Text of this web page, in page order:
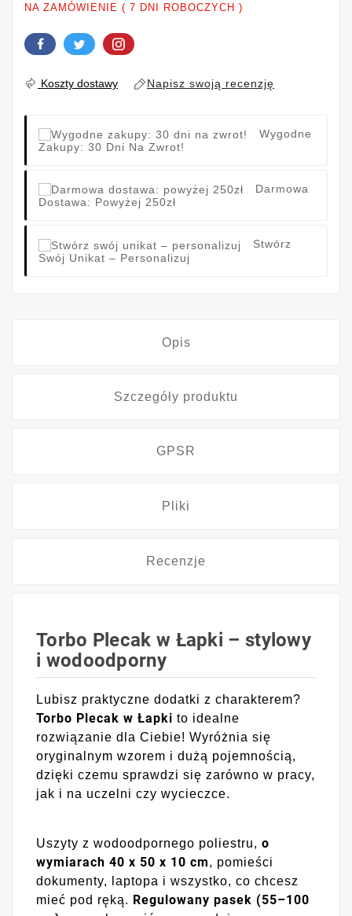
NA ZAMÓWIENIE ( 7 DNI ROBOCZYCH )
Koszty dostawy Napisz swoją recenzję
Wygodne
Zakupy: 30 Dni Na Zwrot!
Darmowa
Dostawa: Powyżej 250zł
Stwórz
Swój Unikat – Personalizuj
Opis
Szczegóły produktu
GPSR
Pliki
Recenzje
Torbo Plecak w Łapki – stylowy
i wodoodporny
Lubisz praktyczne dodatki z charakterem?
Torbo Plecak w Łapki to idealne
rozwiązanie dla Ciebie! Wyróżnia się
oryginalnym wzorem i dużą pojemnością,
dzięki czemu sprawdzi się zarówno w pracy,
jak i na uczelni czy wycieczce.
Uszyty z wodoodpornego poliestru, o
wymiarach 40 x 50 x 10 cm, pomieści
dokumenty, laptopa i wszystko, co chcesz
mieć pod ręką. Regulowany pasek (55–100